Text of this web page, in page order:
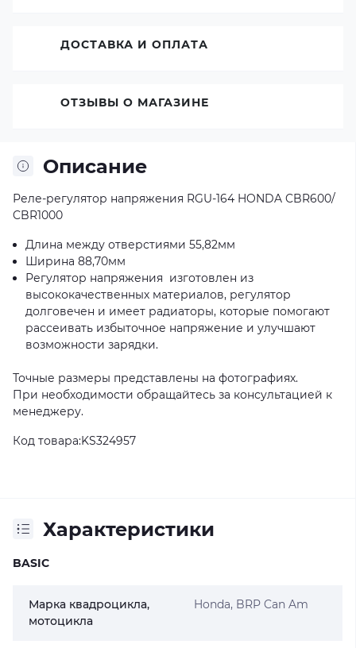
Описание
Реле-регулятор напряжения RGU-164 HONDA CBR600/
CBR1000
Длина между отверстиями 55,82мм
Ширина 88,70мм
Регулятор напряжения изготовлен из
высококачественных материалов, регулятор
долговечен и имеет радиаторы, которые помогают
рассеивать избыточное напряжение и улучшают
возможности зарядки.
Точные размеры представлены на фотографиях.
При необходимости обращайтесь за консультацией к
менеджеру.
Код товара:KS324957
Характеристики
BASIC
Марка квадроцикла,
мотоцикла
Honda, BRP Can Am
ДОСТАВКА И ОПЛАТА
ОТЗЫВЫ О МАГАЗИНЕ